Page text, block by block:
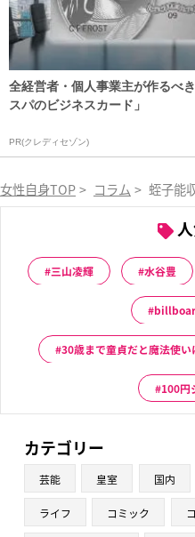
全経営者・個人事業主が作るべ
スパのビジネスカード」
PR(クレディセゾン)
女性自身TOP > コラム > 蛭子能
三山凌輝 水谷豊
30歳まで童貞だと魔法使い
100円
カテゴリー
芸能 皇室 国内
ライフ コミック